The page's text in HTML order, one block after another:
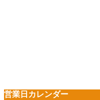
営業日カレンダー